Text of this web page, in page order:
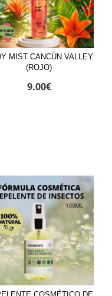
MIST CANCÚN VALLEY
(ROJO)
9.00€